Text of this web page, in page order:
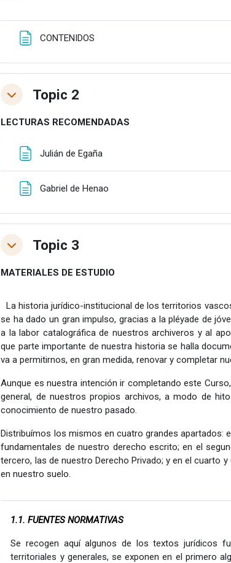
CONTENIDOS
ColapsarTopic 2
LECTURAS RECOMENDADAS
Julián de Egaña
Gabriel de Henao
ColapsarTopic 3
MATERIALES DE ESTUDIO
La historia jurídico-institucional de los territorios
se ha dado un gran impulso, gracias a la pléyade de
a la labor catalográfica de nuestros archiveros y al
que parte importante de nuestra historia se halla
va a permitirnos, en gran medida, renovar y completar
Aunque es nuestra intención ir completando este
general, de nuestros propios archivos, a modo de
conocimiento de nuestro pasado.
Distribuímos los mismos en cuatro grandes apartados:
fundamentales de nuestro derecho escrito; en el
tercero, las de nuestro Derecho Privado; y en el cuarto
en nuestro suelo.
1.1. FUENTES NORMATIVAS
Se recogen aquí algunos de los textos jurídicos
territoriales y generales, se exponen en el primero